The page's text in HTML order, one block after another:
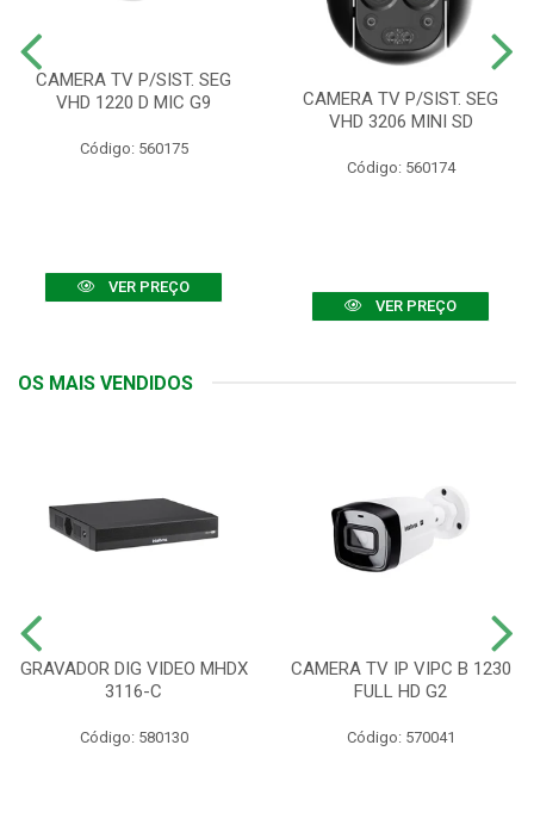
CAMERA TV P/SIST. SEG
VHD 1220 D MIC G9
Código: 560175
VER PREÇO
CAMERA TV P/SIST. SEG
VHD 3206 MINI SD
Código: 560174
VER PREÇO
OS MAIS VENDIDOS
GRAVADOR DIG VIDEO MHDX
3116-C
Código: 580130
CAMERA TV IP VIPC B 1230
FULL HD G2
Código: 570041